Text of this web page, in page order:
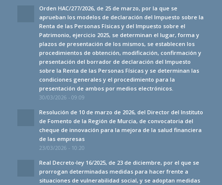
Orden HAC/277/2026, de 25 de marzo, por la que se
aprueban los modelos de declaración del Impuesto sobre la
Renta de las Personas Físicas y del Impuesto sobre el
Patrimonio, ejercicio 2025, se determinan el lugar, forma y
plazos de presentación de los mismos, se establecen los
procedimientos de obtención, modificación, confirmación y
presentación del borrador de declaración del Impuesto
sobre la Renta de las Personas Físicas y se determinan las
condiciones generales y el procedimiento para la
presentación de ambos por medios electrónicos.
30/03/2026 - 09:09
Resolución de 10 de marzo de 2026, del Director del Instituto
de Fomento de la Región de Murcia, de convocatoria del
cheque de innovación para la mejora de la salud financiera
de las empresas
23/03/2026 - 10:20
Real Decreto-ley 16/2025, de 23 de diciembre, por el que se
prorrogan determinadas medidas para hacer frente a
situaciones de vulnerabilidad social, y se adoptan medidas